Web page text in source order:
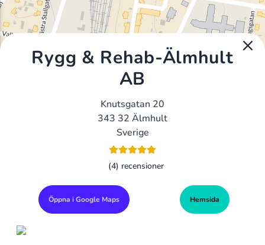
Rygg & Rehab-Älmhult
AB
Knutsgatan 20
343 32 Älmhult
Sverige
(4) recensioner
Öppna i Google Maps Hemsida